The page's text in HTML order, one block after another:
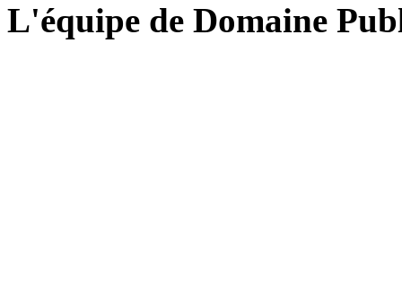
L'équipe de Domaine